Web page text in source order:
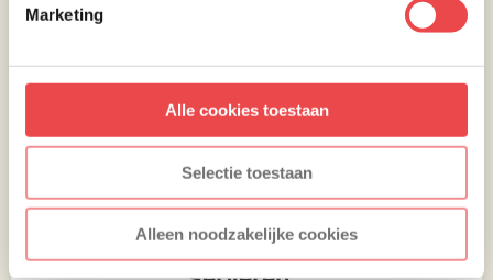
Marketing
Alle cookies toestaan
Selectie toestaan
Alleen noodzakelijke cookies